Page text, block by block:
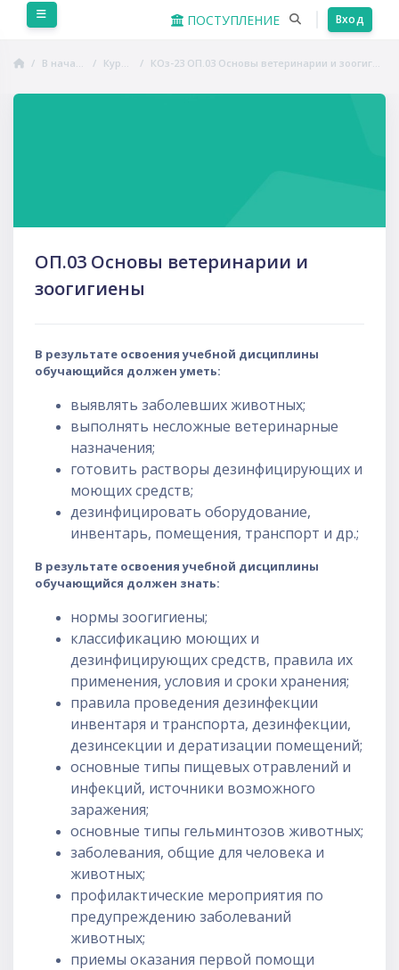
Перейти к основному содержанию
ПОСТУПЛЕНИЕ Вход
В начало Курсы КОз-23 ОП.03 Основы ветеринарии и зоогигиены
Пропустить Course Intro
ОП.03 Основы ветеринарии и
зоогигиены
В результате освоения учебной дисциплины
обучающийся должен уметь:
выявлять заболевших животных;
выполнять несложные ветеринарные
назначения;
готовить растворы дезинфицирующих и
моющих средств;
дезинфицировать оборудование,
инвентарь, помещения, транспорт и др.;
В результате освоения учебной дисциплины
обучающийся должен знать:
нормы зоогигиены;
классификацию моющих и
дезинфицирующих средств, правила их
применения, условия и сроки хранения;
правила проведения дезинфекции
инвентаря и транспорта, дезинфекции,
дезинсекции и дератизации помещений;
основные типы пищевых отравлений и
инфекций, источники возможного
заражения;
основные типы гельминтозов животных;
заболевания, общие для человека и
животных;
профилактические мероприятия по
предупреждению заболеваний
животных;
приемы оказания первой помощи